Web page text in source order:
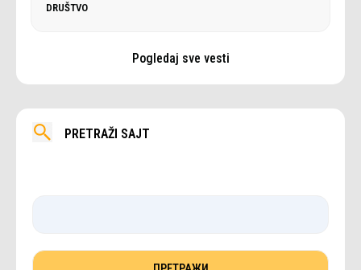
DRUŠTVO
Pogledaj sve vesti
PRETRAŽI SAJT